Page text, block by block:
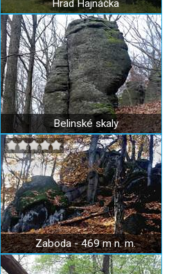
Hrad Hajnáčka
Belinské skaly
Zaboda - 469 m n. m.